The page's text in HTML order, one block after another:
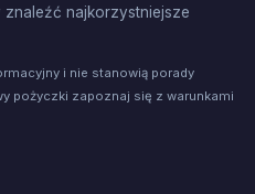
znaleźć najkorzystniejsze
i nie stanowią porady
pożyczki zapoznaj się z warunkami